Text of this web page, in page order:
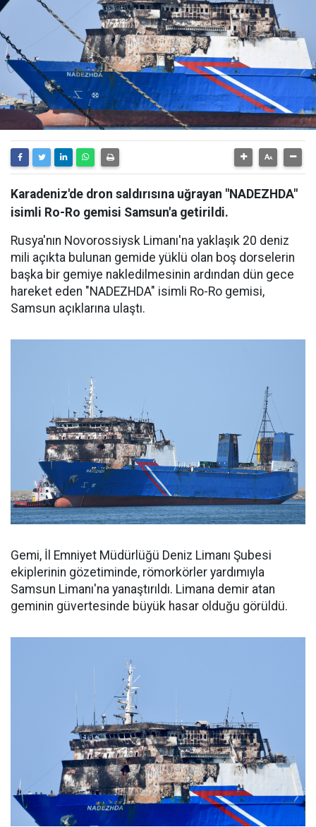
Karadeniz'de dron saldırısına uğrayan "NADEZHDA"
isimli Ro-Ro gemisi Samsun'a getirildi.
Rusya'nın Novorossiysk Limanı'na yaklaşık 20 deniz
mili açıkta bulunan gemide yüklü olan boş dorselerin
başka bir gemiye nakledilmesinin ardından dün gece
hareket eden "NADEZHDA" isimli Ro-Ro gemisi,
Samsun açıklarına ulaştı.
Gemi, İl Emniyet Müdürlüğü Deniz Limanı Şubesi
ekiplerinin gözetiminde, römorkörler yardımıyla
Samsun Limanı'na yanaştırıldı. Limana demir atan
geminin güvertesinde büyük hasar olduğu görüldü.